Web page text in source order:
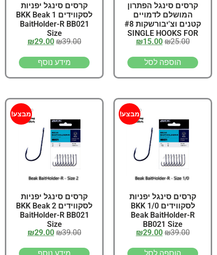
קרסים סינגל הפתרון
המושלם לדמויים
קטנים וצ'יבורשקות #8
SINGLE HOOKS FOR
LURES Size
₪25.00
₪15.00
הוספה לסל
קרסים סינגל יפניות
לסקווידים 1 BKK Beak
BaitHolder-R BB021
Size
₪39.00
₪29.00
מידע נוסף
מבצע!
קרסים סינגל יפניות
לסקווידים 1/0 BKK
Beak BaitHolder-R
BB021 Size
₪39.00
₪29.00
הוספה לסל
מבצע!
קרסים סינגל יפניות
לסקווידים 2 BKK Beak
BaitHolder-R BB021
Size
₪39.00
₪29.00
מידע נוסף